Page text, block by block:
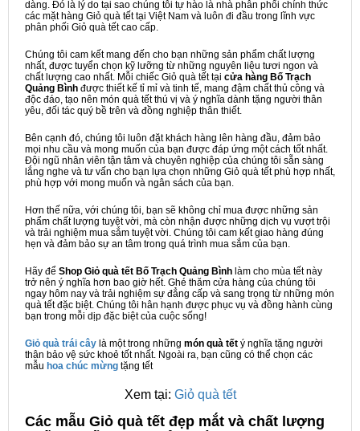
dàng. Đó là lý do tại sao chúng tôi tự hào là nhà phân phối chính thức
các mặt hàng Giỏ quà tết tại Việt Nam và luôn đi đầu trong lĩnh vực
phân phối Giỏ quà tết cao cấp.
Chúng tôi cam kết mang đến cho bạn những sản phẩm chất lượng
nhất, được tuyển chọn kỹ lưỡng từ những nguyên liệu tươi ngon và
chất lượng cao nhất. Mỗi chiếc Giỏ quà tết tại cửa hàng Bố Trạch
Quảng Bình được thiết kế tỉ mỉ và tinh tế, mang đậm chất thủ công và
độc đáo, tạo nên món quà tết thú vị và ý nghĩa dành tặng người thân
yêu, đối tác quý bề trên và đồng nghiệp thân thiết.
Bên cạnh đó, chúng tôi luôn đặt khách hàng lên hàng đầu, đảm bảo
mọi nhu cầu và mong muốn của bạn được đáp ứng một cách tốt nhất.
Đội ngũ nhân viên tận tâm và chuyên nghiệp của chúng tôi sẵn sàng
lắng nghe và tư vấn cho bạn lựa chọn những Giỏ quà tết phù hợp nhất,
phù hợp với mong muốn và ngân sách của bạn.
Hơn thế nữa, với chúng tôi, bạn sẽ không chỉ mua được những sản
phẩm chất lượng tuyệt vời, mà còn nhận được những dịch vụ vượt trội
và trải nghiệm mua sắm tuyệt vời. Chúng tôi cam kết giao hàng đúng
hẹn và đảm bảo sự an tâm trong quá trình mua sắm của bạn.
Hãy để Shop Giỏ quà tết Bố Trạch Quảng Bình làm cho mùa tết này
trở nên ý nghĩa hơn bao giờ hết. Ghé thăm cửa hàng của chúng tôi
ngay hôm nay và trải nghiệm sự đẳng cấp và sang trọng từ những món
quà tết đặc biệt. Chúng tôi hân hạnh được phục vụ và đồng hành cùng
bạn trong mỗi dịp đặc biệt của cuộc sống!
Giỏ quà trái cây là một trong những món quà tết ý nghĩa tặng người
thân bảo vệ sức khoẻ tốt nhất. Ngoài ra, bạn cũng có thể chọn các
mẫu hoa chúc mừng tặng tết
Xem tại: Giỏ quà tết
Các mẫu Giỏ quà tết đẹp mắt và chất lượng